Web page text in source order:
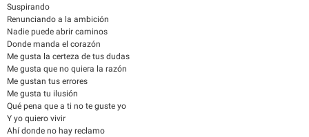
Suspirando
Renunciando a la ambición
Nadie puede abrir caminos
Donde manda el corazón
Me gusta la certeza de tus dudas
Me gusta que no quiera la razón
Me gustan tus errores
Me gusta tu ilusión
Qué pena que a ti no te guste yo
Y yo quiero vivir
Ahí donde no hay reclamo